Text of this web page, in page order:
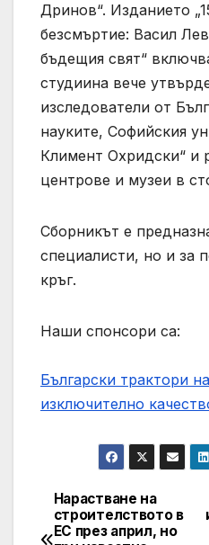
Дринов“. Изданието
безсмъртие: Васил
бъдещия свят“
студиина вече
изследователи от
науките, Софийския
Климент Охридски“ и
центрове и музеи в
Сборникът е
специалисти, но и за
кръг.
Наши спонсори са:
Български трактори
изключително
Post
Нарастване на
строителството в
ЕС през април, но